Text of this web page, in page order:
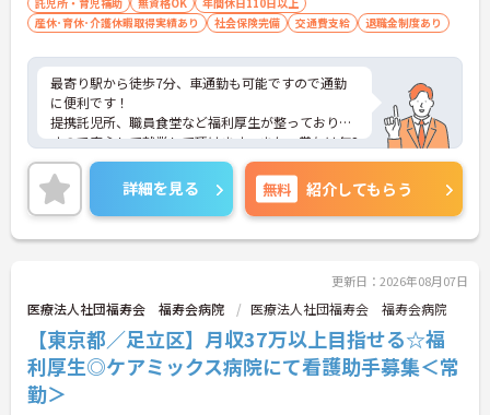
産休･育休･介護休暇取得実績あり
社会保険完備 交通費支給 退職金制度あり
最寄り駅から徒歩7分、車通勤も可能ですので通勤
に便利です！
提携託児所、職員食堂など福利厚生が整っておりま
すので安心して就業して頂けます。また、賞与は年2
回計3.6ヶ月分支給実績があります。
ご興味ある方には、面接のポイントなど、さらに詳
細をお話致しますので、お気軽にご相談ください。
詳細を見る 無料 紹介してもらう
更新日：2026年08月07日
医療法人社団福寿会 福寿会病院 医療法人社団福寿会 福寿会病院
【東京都／足立区】月収37万以上目指せる☆福
利厚生◎ケアミックス病院にて看護助手募集＜常
勤＞